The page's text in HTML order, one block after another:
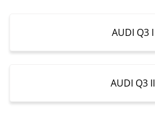
AUDI Q3 I
AUDI Q3 II